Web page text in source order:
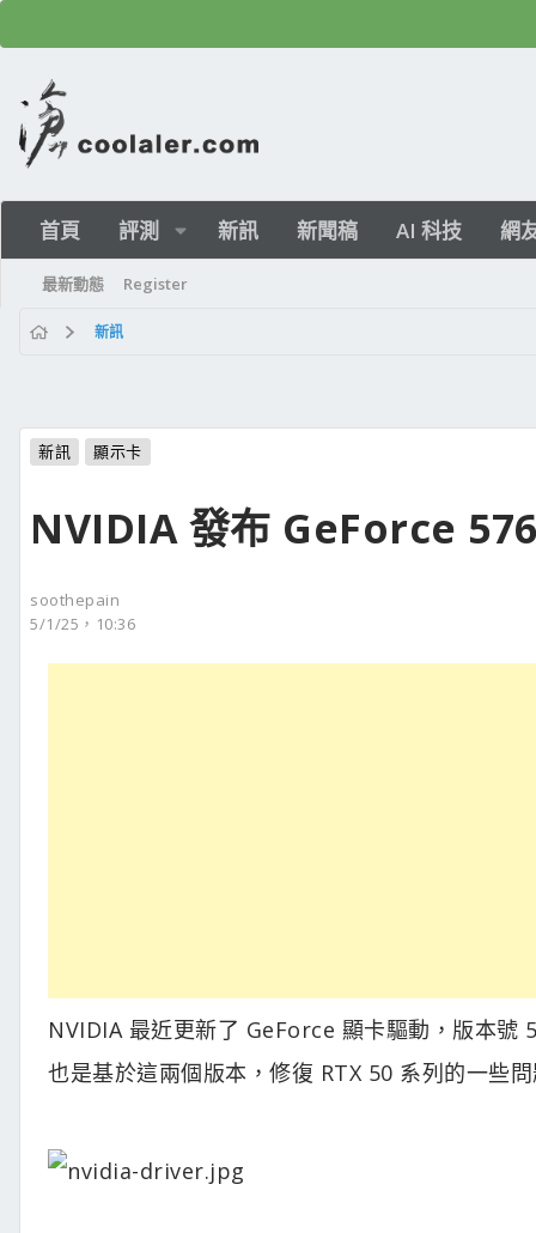
首頁 評測 新訊 新聞稿 AI 科技 網
最新動態 Register
新訊
新訊 顯示卡
NVIDIA 發布 GeForce
soothepain
5/1/25，10:36
NVIDIA 最近更新了 GeForce 顯卡驅動，版本
也是基於這兩個版本，修復 RTX 50 系列的一些問